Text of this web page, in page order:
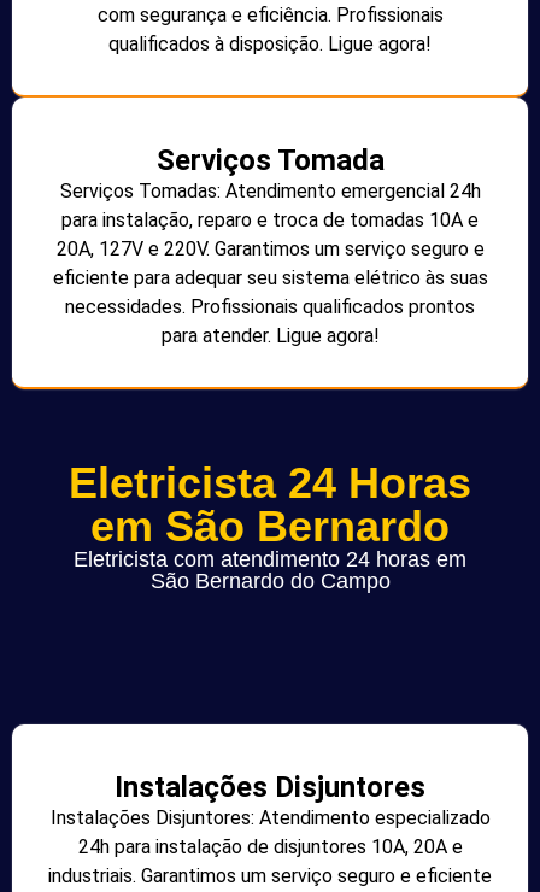
com segurança e eficiência. Profissionais
qualificados à disposição. Ligue agora!
Serviços Tomada
Serviços Tomadas: Atendimento emergencial 24h
para instalação, reparo e troca de tomadas 10A e
20A, 127V e 220V. Garantimos um serviço seguro e
eficiente para adequar seu sistema elétrico às suas
necessidades. Profissionais qualificados prontos
para atender. Ligue agora!
Eletricista 24 Horas
em São Bernardo
Eletricista com atendimento 24 horas em
São Bernardo do Campo
Instalações Disjuntores
Instalações Disjuntores: Atendimento especializado
24h para instalação de disjuntores 10A, 20A e
industriais. Garantimos um serviço seguro e eficiente